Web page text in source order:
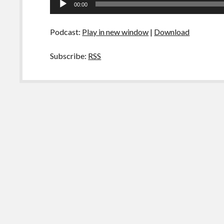
Conserva
2
00:00
Podcast: Play in new window | Download
Subscribe: RSS